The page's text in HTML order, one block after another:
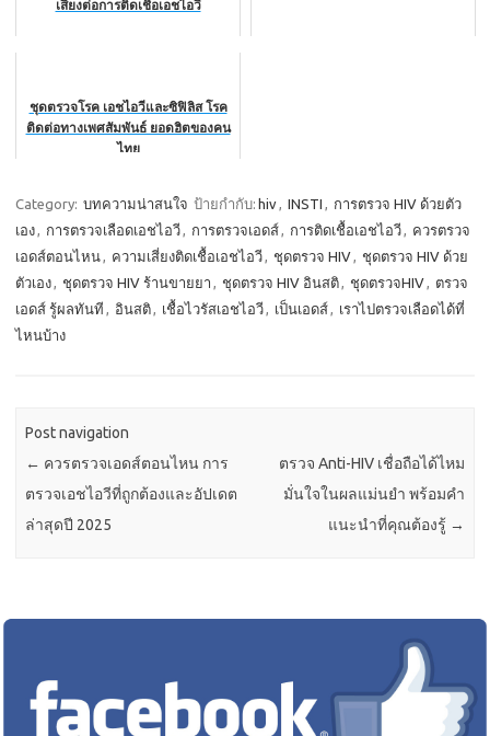
เสี่ยงต่อการติดเชื้อเอชไอวี
ชุดตรวจโรค เอชไอวีและซิฟิลิส โรค
ติดต่อทางเพศสัมพันธ์ ยอดฮิตของคน
ไทย
Category: บทความน่าสนใจ ป้ายกำกับ: hiv, INSTI , การตรวจ HIV ด้วยตัว
เอง, การตรวจเลือดเอชไอวี, การตรวจเอดส์, การติดเชื้อเอชไอวี, ควรตรวจ
เอดส์ตอนไหน, ความเสี่ยงติดเชื้อเอชไอวี, ชุดตรวจ HIV, ชุดตรวจ HIV ด้วย
ตัวเอง, ชุดตรวจ HIV ร้านขายยา , ชุดตรวจ HIV อินสติ, ชุดตรวจHIV, ตรวจ
เอดส์ รู้ผลทันที , อินสติ, เชื้อไวรัสเอชไอวี, เป็นเอดส์, เราไปตรวจเลือดได้ที่
ไหนบ้าง
Post navigation
← ควรตรวจเอดส์ตอนไหน การ
ตรวจเอชไอวีที่ถูกต้องและอัปเดต
ล่าสุดปี 2025
ตรวจ Anti-HIV เชื่อถือได้ไหม
มั่นใจในผลแม่นยำ พร้อมคำ
แนะนำที่คุณต้องรู้ →